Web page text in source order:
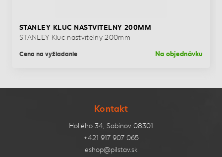
STANLEY KLUC NASTVITELNY 200MM
STANLEY Kluc nastvitelny 200mm
Cena na vyžiadanie Na objednávku
Kontakt
Hollého 34, Sabinov 08301
+421 917 907 065
eshop@pilstav.sk